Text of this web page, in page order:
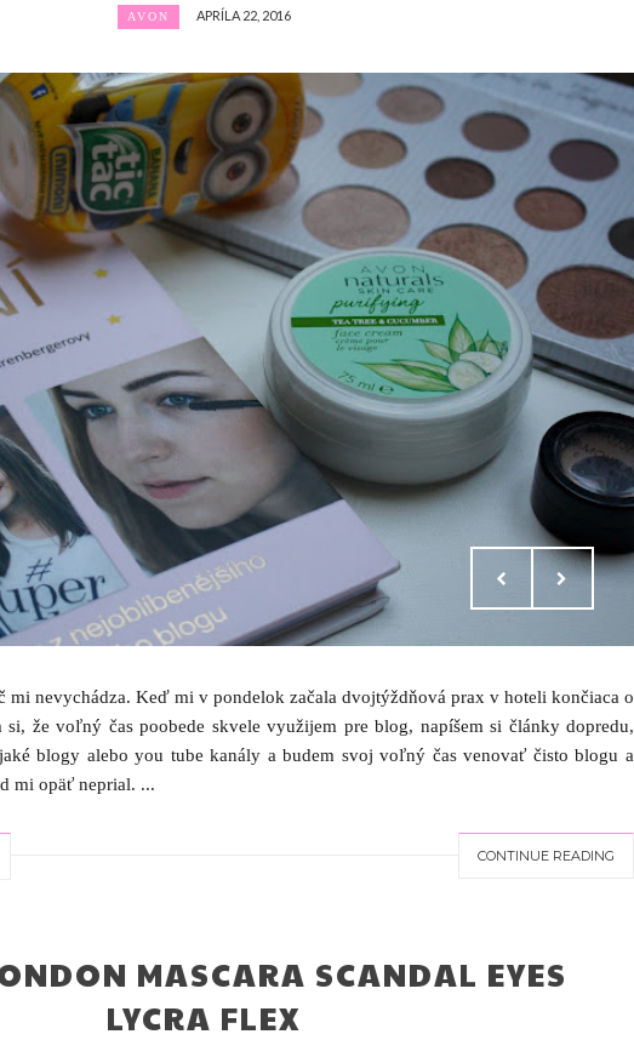
AVON APRÍLA 22, 2016
mi nevychádza. Keď mi v pondelok začala dvojtýždňová prax v hoteli končiaca o
si, že voľný čas poobede skvele využijem pre blog, napíšem si články dopredu,
blogy alebo you tube kanály a budem svoj voľný čas venovať čisto blogu a
mi opäť neprial. ...
CONTINUE READING
MASCARA SCANDAL EYES
LYCRA FLEX